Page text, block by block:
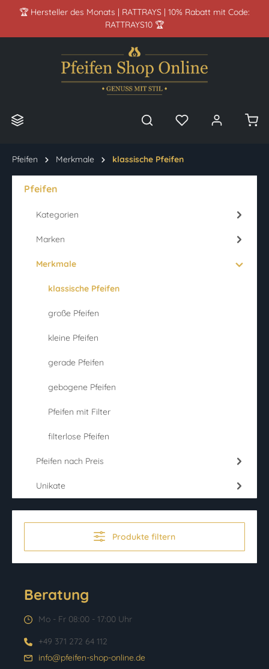
springen
🏆 Hersteller des Monats | RATTRAYS | 10% Rabatt mit Code:
RATTRAYS10 🏆
Pfeifen Merkmale klassische Pfeifen
Pfeifen
Kategorien
Marken
Merkmale
klassische Pfeifen
große Pfeifen
kleine Pfeifen
gerade Pfeifen
gebogene Pfeifen
Pfeifen mit Filter
filterlose Pfeifen
Pfeifen nach Preis
Unikate
Produkte filtern
Beratung
Mo - Fr 08:00 - 17:00 Uhr
+49 371 272 64 112
info@pfeifen-shop-online.de